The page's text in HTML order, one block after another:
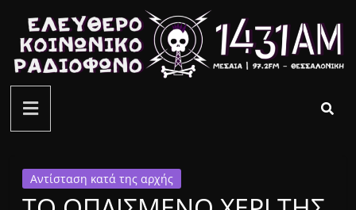
περιεχόμενο
ελεύθερο
κοινωνικό
ραδιόφωνο
Αντίσταση κατά της αρχής